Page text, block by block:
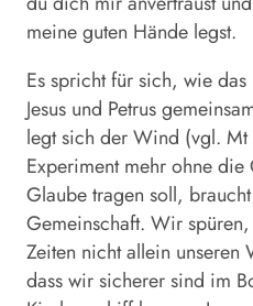
meine guten Hände legst.
Es spricht für sich, wie
Jesus und Petrus
legt sich der Wind (vgl.
Experiment mehr ohne
Glaube tragen soll,
Gemeinschaft. Wir
Zeiten nicht allein unseren
dass wir sicherer sind im